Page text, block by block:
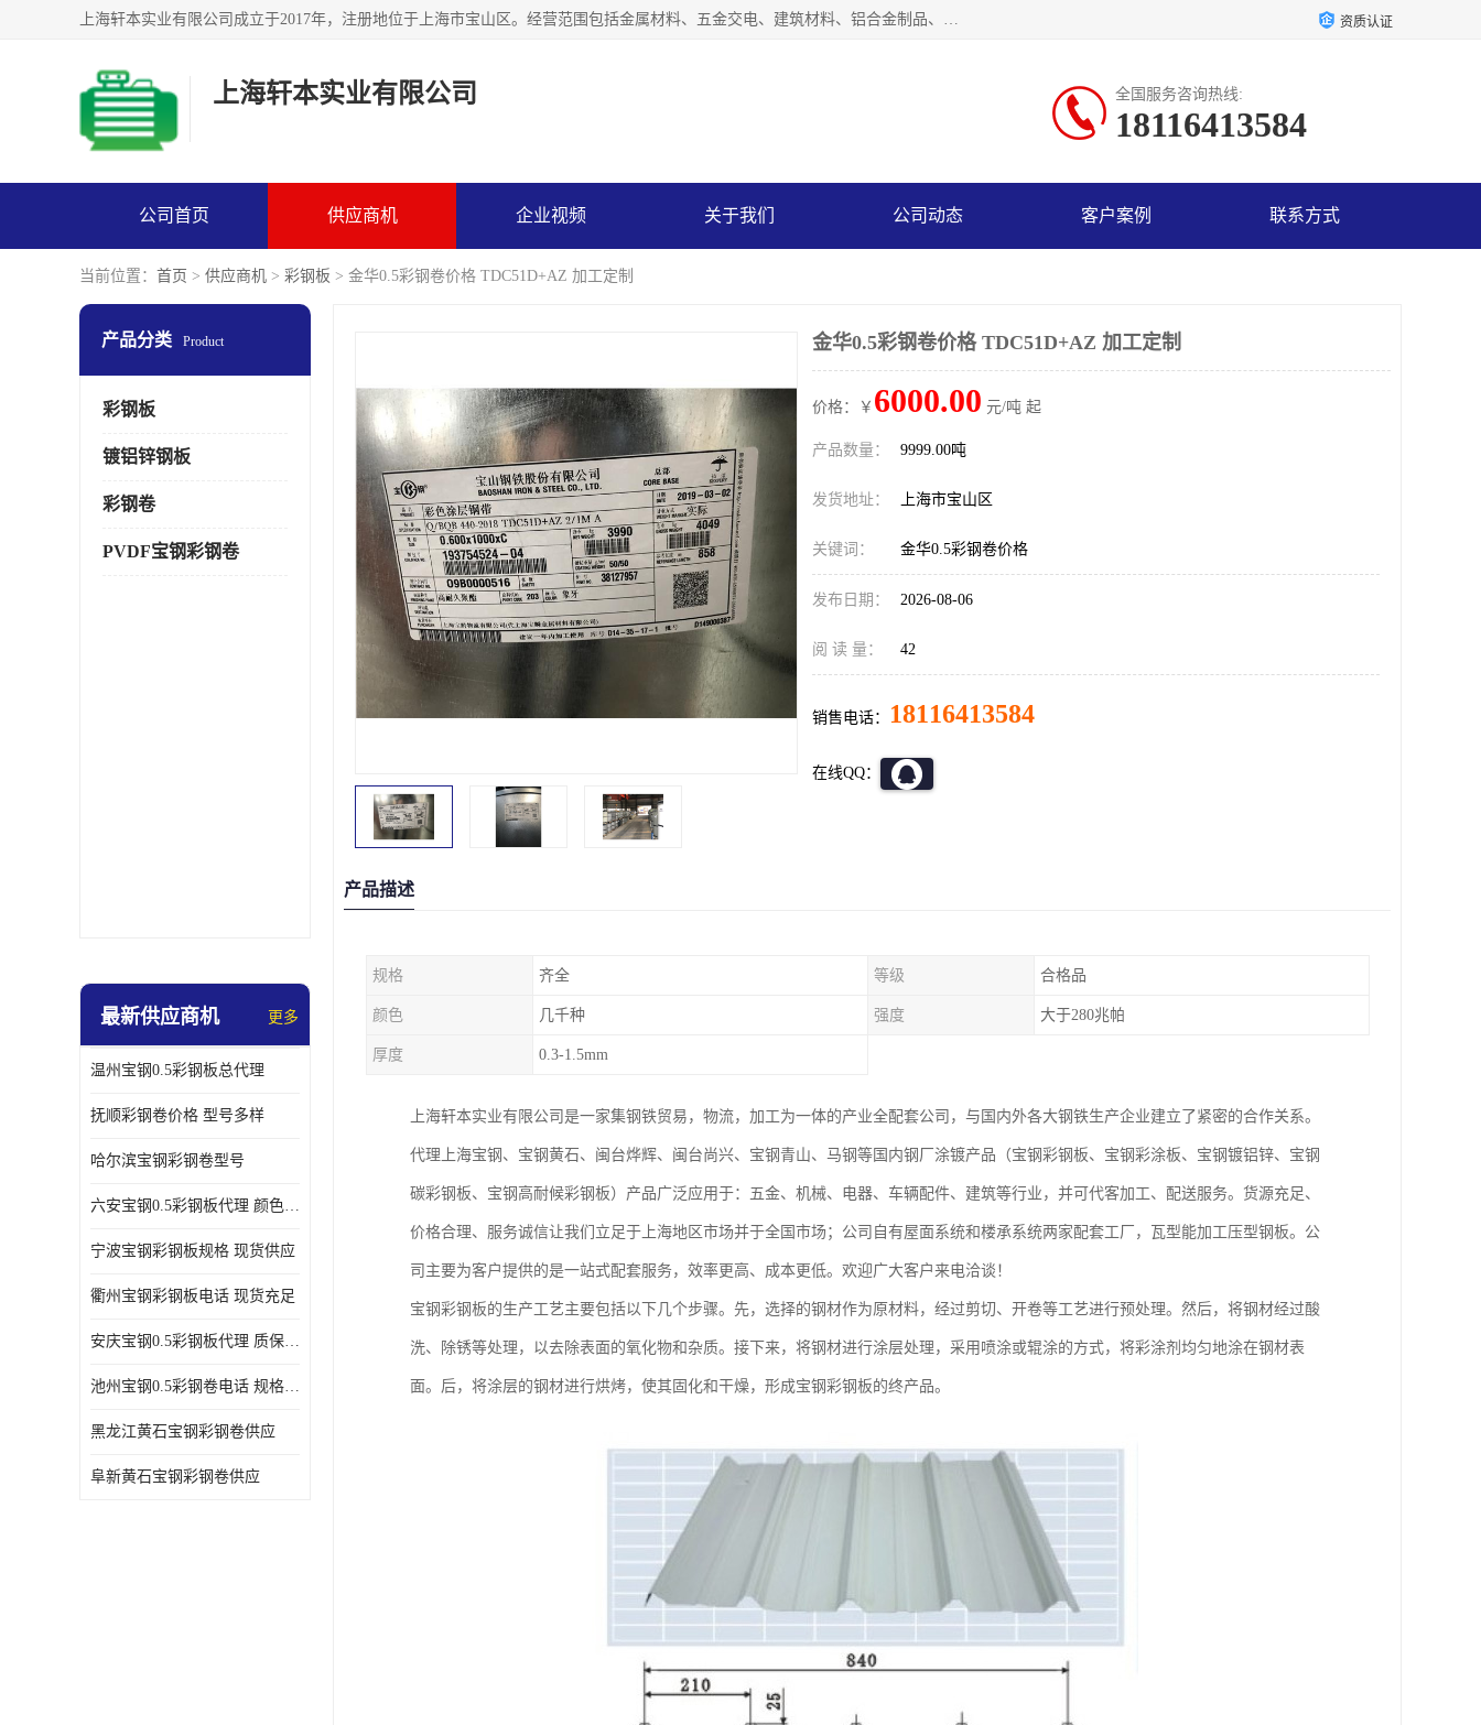
上海轩本实业有限公司成立于2017年，注册地位于上海市宝山区。经营范围包括金属材料、五金交电、建筑材料、铝合金制品、机械设备、电线电缆、装潢材料等；公司主营产品：宝钢彩钢板、宝钢彩钢卷、宝钢彩涂板、宝钢彩涂卷、宝钢高耐候彩钢板，宝钢氟碳彩钢板。是一家集钢铁贸易，物流、加工为一体的产业全配套公司。 资质认证
上海轩本实业有限公司 全国服务咨询热线:
18116413584
公司首页 供应商机 企业视频 关于我们 公司动态 客户案例 联系方式
当前位置： 首页 > 供应商机 > 彩钢板 > 金华0.5彩钢卷价格 TDC51D+AZ 加工定制
产品分类 Product
彩钢板
镀铝锌钢板
彩钢卷
PVDF宝钢彩钢卷
最新供应商机 更多
温州宝钢0.5彩钢板总代理
抚顺彩钢卷价格 型号多样
哈尔滨宝钢彩钢卷型号
六安宝钢0.5彩钢板代理 颜色定制
宁波宝钢彩钢板规格 现货供应
衢州宝钢彩钢板电话 现货充足
安庆宝钢0.5彩钢板代理 质保十年起
池州宝钢0.5彩钢卷电话 规格多样
黑龙江黄石宝钢彩钢卷供应
阜新黄石宝钢彩钢卷供应
金华0.5彩钢卷价格 TDC51D+AZ 加工定制
价格：￥ 6000.00 元/吨 起
产品数量： 9999.00吨
发货地址： 上海市宝山区
关键词： 金华0.5彩钢卷价格
发布日期： 2026-08-06
阅 读 量： 42
销售电话： 18116413584
在线QQ：
产品描述
规格 齐全 等级 合格品
颜色 几千种 强度 大于280兆帕
厚度 0.3-1.5mm
上海轩本实业有限公司是一家集钢铁贸易，物流，加工为一体的产业全配套公司，与国内外各大钢铁生产企业建立了紧密的合作关系。
代理上海宝钢、宝钢黄石、闽台烨辉、闽台尚兴、宝钢青山、马钢等国内钢厂涂镀产品（宝钢彩钢板、宝钢彩涂板、宝钢镀铝锌、宝钢
碳彩钢板、宝钢高耐候彩钢板）产品广泛应用于：五金、机械、电器、车辆配件、建筑等行业，并可代客加工、配送服务。货源充足、
价格合理、服务诚信让我们立足于上海地区市场并于全国市场；公司自有屋面系统和楼承系统两家配套工厂，瓦型能加工压型钢板。公
司主要为客户提供的是一站式配套服务，效率更高、成本更低。欢迎广大客户来电洽谈！
宝钢彩钢板的生产工艺主要包括以下几个步骤。先，选择的钢材作为原材料，经过剪切、开卷等工艺进行预处理。然后，将钢材经过酸
洗、除锈等处理，以去除表面的氧化物和杂质。接下来，将钢材进行涂层处理，采用喷涂或辊涂的方式，将彩涂剂均匀地涂在钢材表
面。后，将涂层的钢材进行烘烤，使其固化和干燥，形成宝钢彩钢板的终产品。